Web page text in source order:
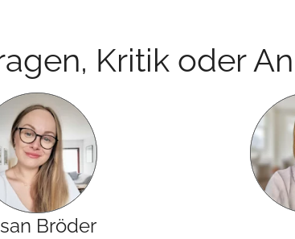
Kritik oder
Bröder